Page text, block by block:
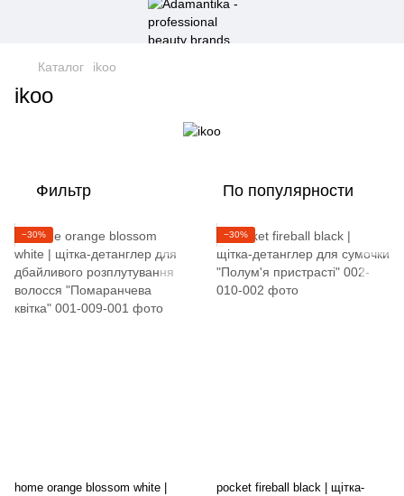
Каталог ikoo
ikoo
Фильтр По популярности
−30%
home orange blossom white |
−30%
pocket fireball black | щітка-